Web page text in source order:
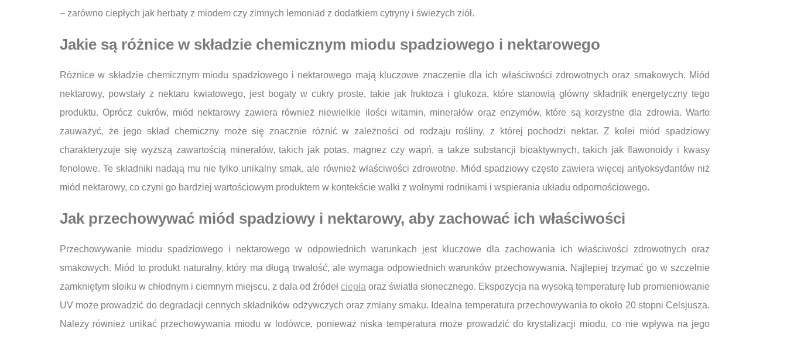
– zarówno ciepłych jak herbaty z miodem czy zimnych lemoniad z dodatkiem cytryny i świeżych ziół.
Jakie są różnice w składzie chemicznym miodu spadziowego i nektarowego
Różnice w składzie chemicznym miodu spadziowego i nektarowego mają kluczowe znaczenie dla ich właściwości zdrowotnych oraz smakowych. Miód
nektarowy, powstały z nektaru kwiatowego, jest bogaty w cukry proste, takie jak fruktoza i glukoza, które stanowią główny składnik energetyczny tego
produktu. Oprócz cukrów, miód nektarowy zawiera również niewielkie ilości witamin, minerałów oraz enzymów, które są korzystne dla zdrowia. Warto
zauważyć, że jego skład chemiczny może się znacznie różnić w zależności od rodzaju rośliny, z której pochodzi nektar. Z kolei miód spadziowy
charakteryzuje się wyższą zawartością minerałów, takich jak potas, magnez czy wapń, a także substancji bioaktywnych, takich jak flawonoidy i kwasy
fenolowe. Te składniki nadają mu nie tylko unikalny smak, ale również właściwości zdrowotne. Miód spadziowy często zawiera więcej antyoksydantów niż
miód nektarowy, co czyni go bardziej wartościowym produktem w kontekście walki z wolnymi rodnikami i wspierania układu odpornościowego.
Jak przechowywać miód spadziowy i nektarowy, aby zachować ich właściwości
Przechowywanie miodu spadziowego i nektarowego w odpowiednich warunkach jest kluczowe dla zachowania ich właściwości zdrowotnych oraz
smakowych. Miód to produkt naturalny, który ma długą trwałość, ale wymaga odpowiednich warunków przechowywania. Najlepiej trzymać go w szczelnie
zamkniętym słoiku w chłodnym i ciemnym miejscu, z dala od źródeł ciepła oraz światła słonecznego. Ekspozycja na wysoką temperaturę lub promieniowanie
UV może prowadzić do degradacji cennych składników odżywczych oraz zmiany smaku. Idealna temperatura przechowywania to około 20 stopni Celsjusza.
Należy również unikać przechowywania miodu w lodówce, ponieważ niska temperatura może prowadzić do krystalizacji miodu, co nie wpływa na jego